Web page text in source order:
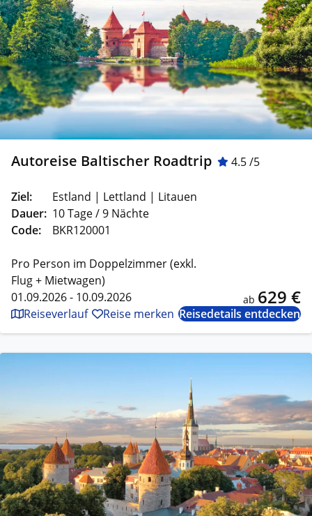
Autoreise Baltischer Roadtrip 4.5 /5
Ziel:
Estland | Lettland | Litauen
Dauer: 10 Tage / 9 Nächte
Code:
BKR120001
Pro Person im Doppelzimmer (exkl.
Flug + Mietwagen)
01.09.2026 - 10.09.2026
ab 629 €
Reiseverlauf Reise merken Reisedetails entdecken